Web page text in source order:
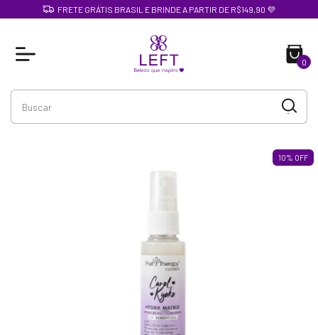
FRETE GRÁTIS BRASIL E BRINDE A PARTIR DE R$149,90 💜
0
10% OFF